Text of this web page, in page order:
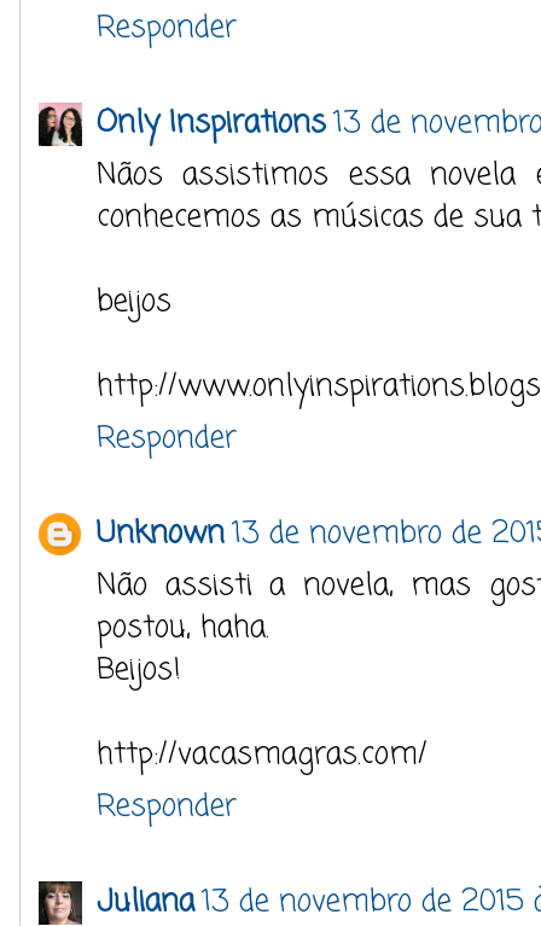
Responder
Only Inspirations13 de
Nãos assistimos essa
conhecemos as músicas de sua
beijos
http://
Responder
Unknown13 de novembro de
Não assisti a novela, mas
postou, haha.
Beijos!
http://vacasmagras.com/
Responder
Juliana13 de novembro de 2015